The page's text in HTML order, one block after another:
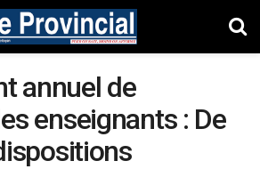
annuel de
enseignants : De